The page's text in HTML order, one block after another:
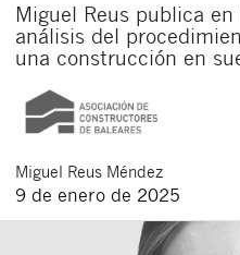
Miguel Reus publica
análisis del
una construcción en
Miguel Reus Méndez
9 de enero de 2025